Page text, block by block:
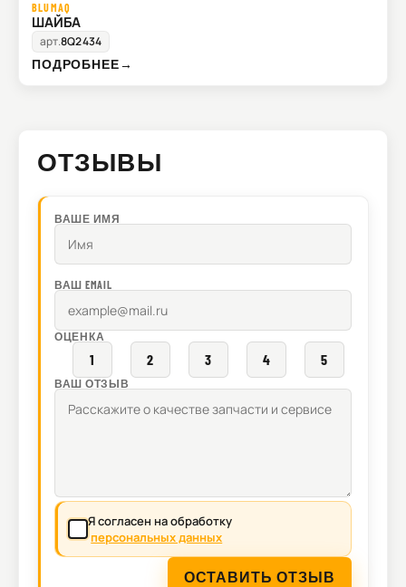
BLUMAQ
ШАЙБА
арт.8Q2434
ПОДРОБНЕЕ→
ОТЗЫВЫ
ВАШЕ ИМЯ
ВАШ EMAIL
ОЦЕНКА
1 2 3 4 5
ВАШ ОТЗЫВ
Я согласен на обработку
персональных данных
ОСТАВИТЬ ОТЗЫВ